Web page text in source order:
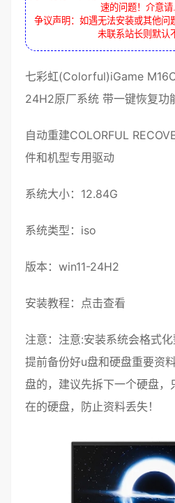
速的问题！介意请.
争议声明：如遇无法安装或其他问
未联系站长则默认
七彩虹(Colorful)iGame
24H2原厂系统 带一键恢复功
自动重建COLORFUL
件和机型专用驱动
系统大小：12.84G
系统类型：iso
版本：win11-24H2
安装教程： 点击查看
注意：注意:安装系统会格式
提前备份好u盘和硬盘重要资
盘的，建议先拆下一个硬盘，
在的硬盘，防止资料丢失！